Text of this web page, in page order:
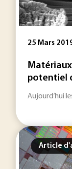
25 Mars
potentiel
Aujourd’hui
Article